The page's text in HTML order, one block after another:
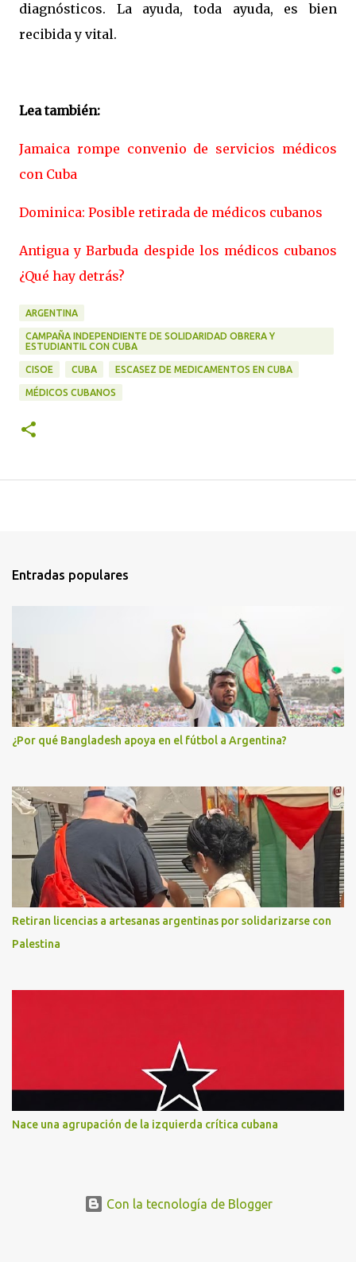
diagnósticos. La ayuda, toda ayuda, es bien
recibida y vital.
Lea también:
Jamaica rompe convenio de servicios médicos
con Cuba
Dominica: Posible retirada de médicos cubanos
Antigua y Barbuda despide los médicos cubanos
¿Qué hay detrás?
ARGENTINA
CAMPAÑA INDEPENDIENTE DE SOLIDARIDAD OBRERA Y
ESTUDIANTIL CON CUBA
CISOE CUBA ESCASEZ DE MEDICAMENTOS EN CUBA
MÉDICOS CUBANOS
Entradas populares
¿Por qué Bangladesh apoya en el fútbol a Argentina?
Retiran licencias a artesanas argentinas por solidarizarse con
Palestina
Nace una agrupación de la izquierda crítica cubana
Con la tecnología de Blogger